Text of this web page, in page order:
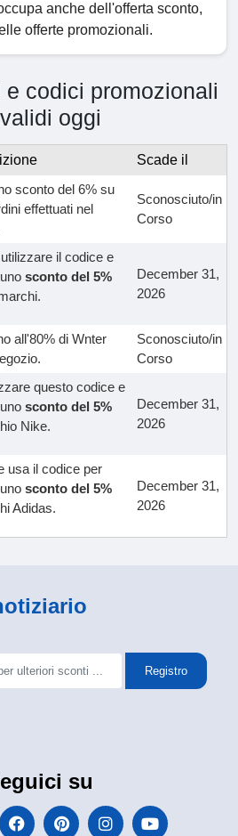
anche dell'offerta sconto,
offerte promozionali.
codici promozionali
oggi
Scade il
sconto del 6% su
effettuati nel
Sconosciuto/in
Corso
il codice e
sconto del 5%
December 31,
2026
all'80% di Wnter
Sconosciuto/in
Corso
questo codice e
sconto del 5%
Nike.
December 31,
2026
usa il codice per
sconto del 5%
Adidas.
December 31,
2026
Registro
su